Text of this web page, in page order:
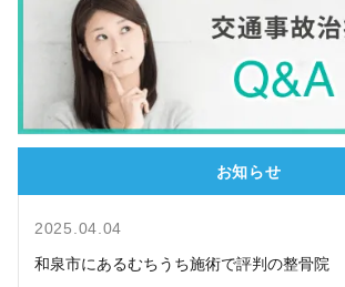
お知らせ
2025.04.04
和泉市にあるむちうち施術で評判の整骨院